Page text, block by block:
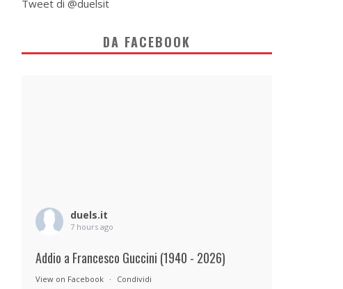
Tweet di @duelsit
DA FACEBOOK
duels.it
7 hours ago
Addio a Francesco Guccini (1940 - 2026)
View on Facebook · Condividi